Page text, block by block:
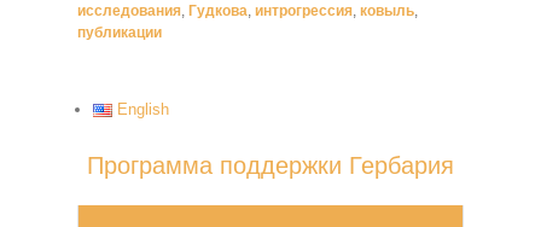
исследования, Гудкова, интрогрессия, ковыль,
публикации
English
Программа поддержки Гербария